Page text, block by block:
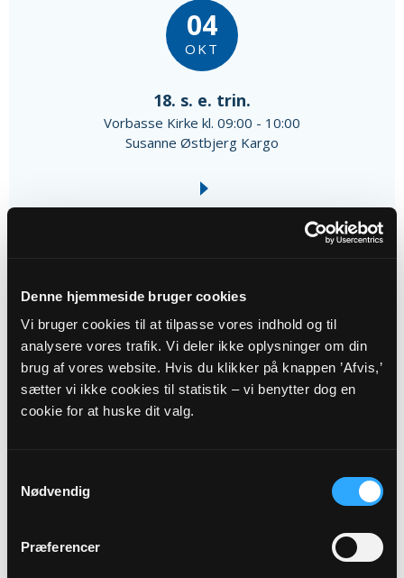
Denne hjemmeside bruger cookies
Vi bruger cookies til at tilpasse vores indhold og til
analysere vores trafik. Vi deler ikke oplysninger om din
brug af vores website. Hvis du klikker på knappen ’Afvis,’
sætter vi ikke cookies til statistik – vi benytter dog en
cookie for at huske dit valg.
Nødvendig
Præferencer
04
OKT
18. s. e. trin.
Vorbasse Kirke kl. 09:00 - 10:00
Susanne Østbjerg Kargo
04
18. s. e. trin.
Skjoldbjerg Kirke kl. 10:30 - 11:30
Susanne Østbjerg Kargo